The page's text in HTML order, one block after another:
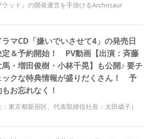
ラッド』の開発運営を手掛けるArchosaur
ラマCD「嫌いでいさせて4」の発売日
定＆予約開始！ PV動画【出演：斉藤
馬・増田俊樹・小林千晃】も公開♪ 要チ
ックな特典情報が盛りだくさん！ 予
お忘れなく！
東京都新宿区、代表取締役社長：太田歳子）